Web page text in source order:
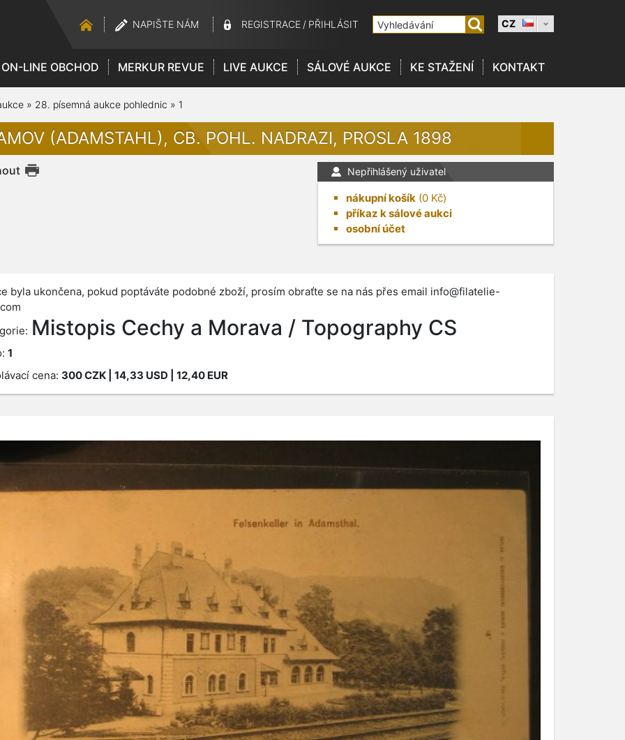
NAPIŠTE NÁM REGISTRACE / PŘIHLÁSIT CZ
ON-LINE OBCHOD MERKUR REVUE LIVE AUKCE SÁLOVÉ AUKCE KE STAŽENÍ KONTAKT
» 28. písemná aukce pohlednic » 1
(ADAMSTAHL), CB. POHL. NADRAZI, PROSLA 1898
Nepřihlášený uživatel
nákupní košík (0 Kč)
příkaz k sálové aukci
osobní účet
byla ukončena, pokud poptáváte podobné zboží, prosím obraťte se na nás přes email info@filatelie-
Mistopis Cechy a Morava / Topography CS
1
cena: 300CZK| 14,33 USD | 12,40 EUR